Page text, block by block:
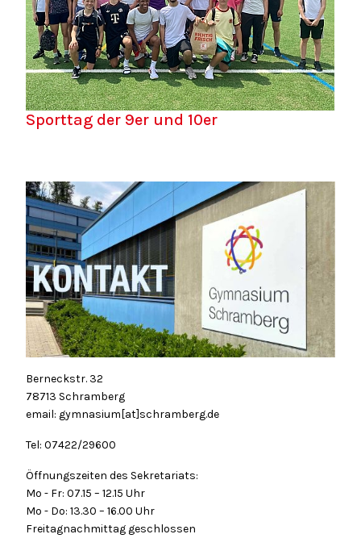
Sporttag der 9er und 10er
Berneckstr. 32
78713 Schramberg
email: gymnasium[at]schramberg.de
Tel: 07422/29600
Öffnungszeiten des Sekretariats:
Mo - Fr: 07.15 – 12.15 Uhr
Mo - Do: 13.30 – 16.00 Uhr
Freitagnachmittag geschlossen